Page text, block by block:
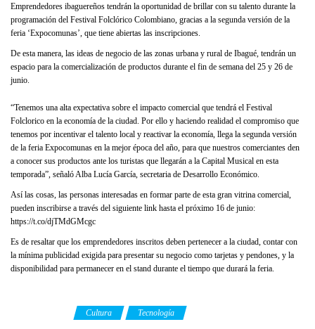
Emprendedores ibaguereños tendrán la oportunidad de brillar con su talento durante la
programación del Festival Folclórico Colombiano, gracias a la segunda versión de la
feria ‘Expocomunas’, que tiene abiertas las inscripciones.
De esta manera, las ideas de negocio de las zonas urbana y rural de Ibagué, tendrán un
espacio para la comercialización de productos durante el fin de semana del 25 y 26 de
junio.
“Tenemos una alta expectativa sobre el impacto comercial que tendrá el Festival
Folclorico en la economía de la ciudad. Por ello y haciendo realidad el compromiso que
tenemos por incentivar el talento local y reactivar la economía, llega la segunda versión
de la feria Expocomunas en la mejor época del año, para que nuestros comerciantes den
a conocer sus productos ante los turistas que llegarán a la Capital Musical en esta
temporada”, señaló Alba Lucía García, secretaria de Desarrollo Económico.
Así las cosas, las personas interesadas en formar parte de esta gran vitrina comercial,
pueden inscribirse a través del siguiente link hasta el próximo 16 de junio:
https://t.co/djTMdGMcgc
Es de resaltar que los emprendedores inscritos deben pertenecer a la ciudad, contar con
la mínima publicidad exigida para presentar su negocio como tarjetas y pendones, y la
disponibilidad para permanecer en el stand durante el tiempo que durará la feria.
Cultura Tecnología